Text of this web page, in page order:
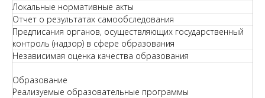
Локальные нормативные акты
Отчет о результатах самообследования
Предписания органов, осуществляющих государственный
контроль (надзор) в сфере образования
Независимая оценка качества образования
Образование
Реализуемые образовательные программы